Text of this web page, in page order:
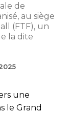
de
au siège
(FTF), un
la dite
une
le Grand